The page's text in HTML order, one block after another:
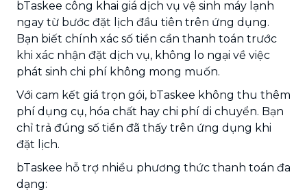
bTaskee công khai giá dịch vụ vệ sinh máy lạnh
ngay từ bước đặt lịch đầu tiên trên ứng dụng.
Bạn biết chính xác số tiền cần thanh toán trước
khi xác nhận đặt dịch vụ, không lo ngại về việc
phát sinh chi phí không mong muốn.
Với cam kết giá trọn gói, bTaskee không thu thêm
phí dụng cụ, hóa chất hay chi phí di chuyển. Bạn
chỉ trả đúng số tiền đã thấy trên ứng dụng khi
đặt lịch.
bTaskee hỗ trợ nhiều phương thức thanh toán đa
dạng: